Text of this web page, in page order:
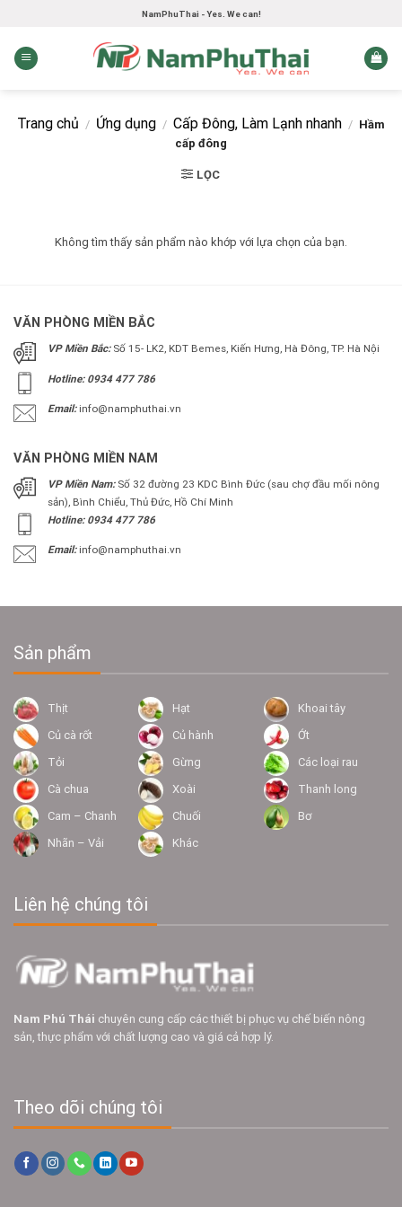
content
NamPhuThai - Yes. We can!
Trang chủ / Ứng dụng / Cấp Đông, Làm Lạnh nhanh / Hầm
cấp đông
LỌC
Không tìm thấy sản phẩm nào khớp với lựa chọn của bạn.
VĂN PHÒNG MIỀN BẮC
VP Miền Bắc:Số 15- LK2, KDT Bemes, Kiến Hưng, Hà Đông, TP. Hà Nội
Hotline: 0934 477 786
Email: info@namphuthai.vn
VĂN PHÒNG MIỀN NAM
VP Miền Nam:Số 32 đường 23 KDC Bình Đức (sau chợ đầu mối nông
sản), Bình Chiểu, Thủ Đức, Hồ Chí Minh
Hotline: 0934 477 786
Email:info@namphuthai.vn
Sản phẩm
Thịt Hạt
Khoai tây
Củ cà rốt
Củ hành
Ớt
Tỏi
Gừng
Các loại rau
Cà chua
Xoài
Thanh long
Cam – Chanh
Chuối
Bơ
Nhãn – Vải
Khác
Liên hệ chúng tôi
Nam Phú Thái chuyên cung cấp các thiết bị phục vụ chế biến nông
sản, thực phẩm với chất lượng cao và giá cả hợp lý.
Theo dõi chúng tôi